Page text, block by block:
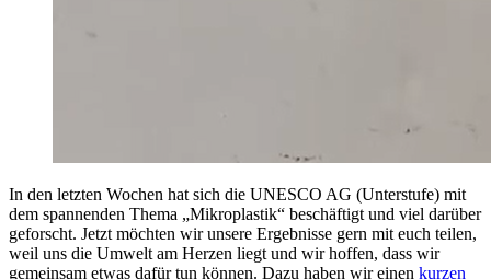
In den letzten Wochen hat sich die UNESCO AG (Unterstufe) mit
dem spannenden Thema „Mikroplastik“ beschäftigt und viel darüber
geforscht. Jetzt möchten wir unsere Ergebnisse gern mit euch teilen,
weil uns die Umwelt am Herzen liegt und wir hoffen, dass wir
gemeinsam etwas dafür tun können. Dazu haben wir einen kurzen